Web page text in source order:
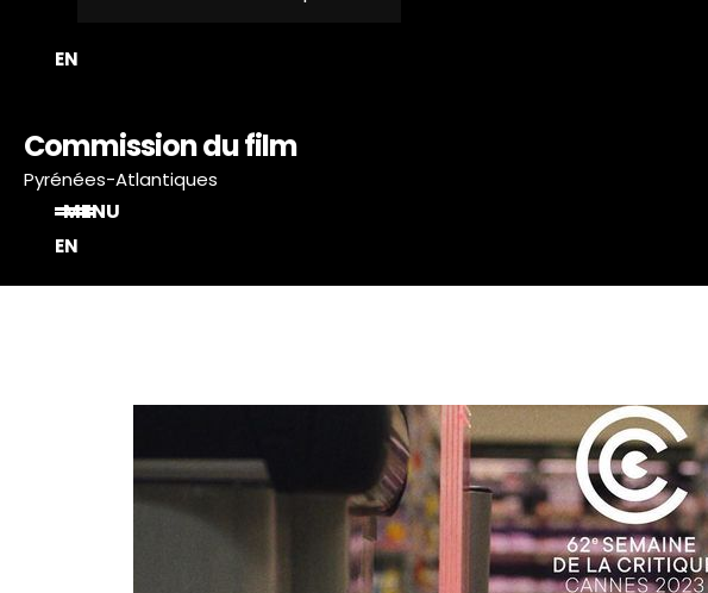
EN
Commission du film
Pyrénées-Atlantiques
MENU
EN